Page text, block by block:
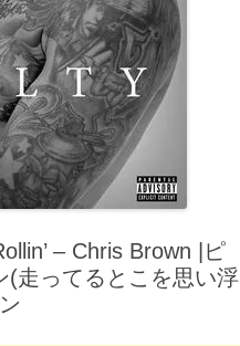
– Chris Brown |ピ
(走ってるとこを思い浮